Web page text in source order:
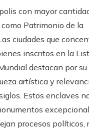
con mayor
Patrimonio de la
ciudades que
inscritos en la
destacan por su
artística y
Estos enclaves
procesos políticos,